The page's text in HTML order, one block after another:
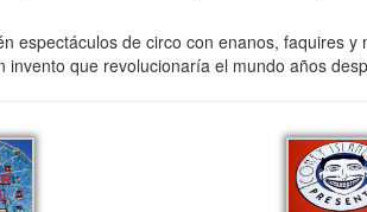
espectáculos de circo con enanos, faquires y
que revolucionaría el mundo años